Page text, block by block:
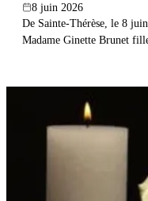
8 juin 2026
De Sainte-Thérèse, le 8
Madame Ginette Brunet